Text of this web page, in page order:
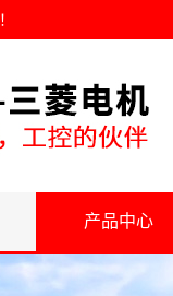
！
产品中心